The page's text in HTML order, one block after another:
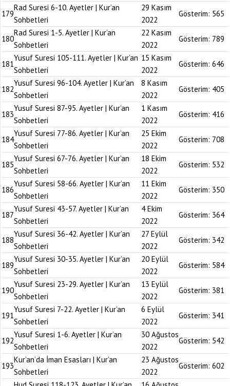
179
Rad Suresi 6-10. Ayetler | Kur’an
Sohbetleri
29 Kasım
2022
Gösterim: 565
180
Rad Suresi 1-5. Ayetler | Kur’an
Sohbetleri
22 Kasım
2022
Gösterim: 789
181
Yusuf Suresi 105-111. Ayetler | Kur’an
Sohbetleri
15 Kasım
2022
Gösterim: 646
182
Yusuf Suresi 96-104. Ayetler | Kur’an
Sohbetleri
8 Kasım
2022
Gösterim: 405
183
Yusuf Suresi 87-95. Ayetler | Kur’an
Sohbetleri
1 Kasım
2022
Gösterim: 416
184
Yusuf Suresi 77-86. Ayetler | Kur’an
Sohbetleri
25 Ekim
2022
Gösterim: 708
185
Yusuf Suresi 67-76. Ayetler | Kur’an
Sohbetleri
18 Ekim
2022
Gösterim: 532
186
Yusuf Suresi 58-66. Ayetler | Kur’an
Sohbetleri
11 Ekim
2022
Gösterim: 350
187
Yusuf Suresi 43-57. Ayetler | Kur’an
Sohbetleri
4 Ekim
2022
Gösterim: 364
188
Yusuf Suresi 36-42. Ayetler | Kur’an
Sohbetleri
27 Eylül
2022
Gösterim: 342
189
Yusuf Suresi 30-35. Ayetler | Kur’an
Sohbetleri
20 Eylül
2022
Gösterim: 584
190
Yusuf Suresi 23-29. Ayetler | Kur’an
Sohbetleri
13 Eylül
2022
Gösterim: 381
191
Yusuf Suresi 7-22. Ayetler | Kur’an
Sohbetleri
6 Eylül
2022
Gösterim: 341
192
Yusuf Suresi 1-6. Ayetler | Kur’an
Sohbetleri
30 Ağustos
2022
Gösterim: 542
193
Kur’an’da İman Esasları | Kur’an
Sohbetleri
23 Ağustos
2022
Gösterim: 602